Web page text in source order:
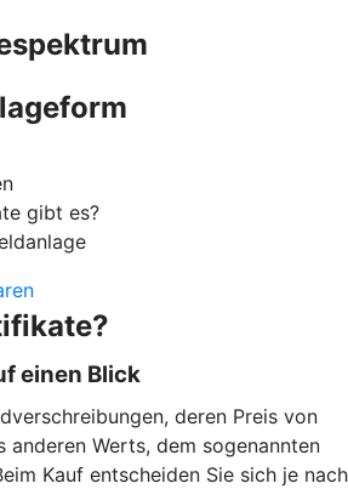
gibt es?
einen Blick
deren Preis von
anderen Werts, dem sogenannten
Kauf entscheiden Sie sich je nach